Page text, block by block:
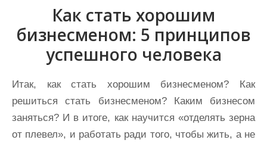
Как стать хорошим
бизнесменом: 5 принципов
успешного человека
Итак, как стать хорошим бизнесменом? Как
решиться стать бизнесменом? Каким бизнесом
заняться? И в итоге, как научится «отделять зерна
от плевел», и работать ради того, чтобы жить, а не